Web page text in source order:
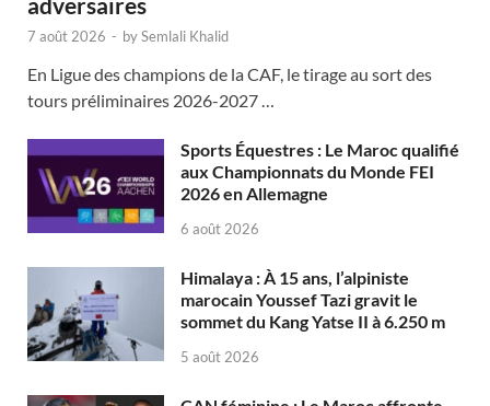
7 août 2026 - bySemlali Khalid
En Ligue des champions de la CAF, le tirage au sort des
tours préliminaires 2026-2027 …
Sports Équestres : Le Maroc qualifié
aux Championnats du Monde FEI
2026 en Allemagne
6 août 2026
Himalaya : À 15 ans, l’alpiniste
marocain Youssef Tazi gravit le
sommet du Kang Yatse II à 6.250 m
5 août 2026